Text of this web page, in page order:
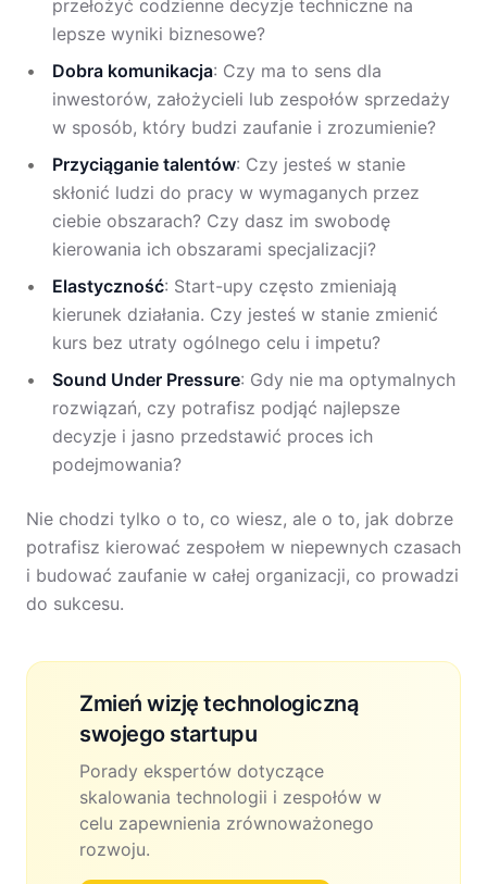
przełożyć codzienne decyzje techniczne na
lepsze wyniki biznesowe?
Dobra komunikacja: Czy ma to sens dla
inwestorów, założycieli lub zespołów sprzedaży
w sposób, który budzi zaufanie i zrozumienie?
Przyciąganie talentów: Czy jesteś w stanie
skłonić ludzi do pracy w wymaganych przez
ciebie obszarach? Czy dasz im swobodę
kierowania ich obszarami specjalizacji?
Elastyczność: Start-upy często zmieniają
kierunek działania. Czy jesteś w stanie zmienić
kurs bez utraty ogólnego celu i impetu?
Sound Under Pressure: Gdy nie ma optymalnych
rozwiązań, czy potrafisz podjąć najlepsze
decyzje i jasno przedstawić proces ich
podejmowania?
Nie chodzi tylko o to, co wiesz, ale o to, jak dobrze
potrafisz kierować zespołem w niepewnych czasach
i budować zaufanie w całej organizacji, co prowadzi
do sukcesu.
Zmień wizję technologiczną
swojego startupu
Porady ekspertów dotyczące
skalowania technologii i zespołów w
celu zapewnienia zrównoważonego
rozwoju.